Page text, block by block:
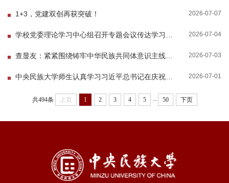
1+3，党建双创再获突破！ 2026-07-07
2026-07-04
2026-07-03
2026-07-01
共494条 上页 1 2 3 4 5 ... 50 下页